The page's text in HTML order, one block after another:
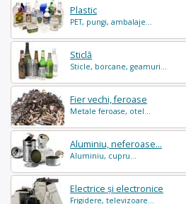
Plastic
PET, pungi, ambalaje...
Sticlă
Sticle, borcane, geamuri...
Fier vechi, feroase
Metale feroase, otel...
Aluminiu, neferoase...
Aluminiu, cupru...
Electrice și electronice
Frigidere, televizoare...